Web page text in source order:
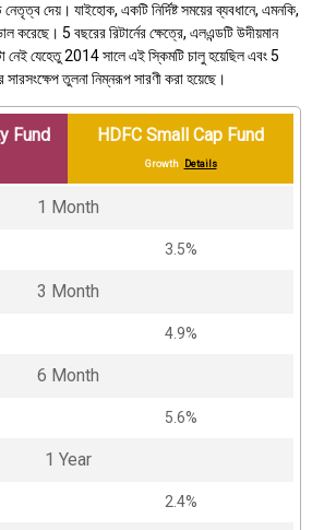
দেয়। যাইহোক, একটি নির্দিষ্ট সময়ের ব্যবধানে, এমনকি,
করেছে। 5 বছরের রিটার্নের ক্ষেত্রে, এলএন্ডটি উদীয়মান
নেই যেহেতু 2014 সালে এই স্কিমটি চালু হয়েছিল এবং 5
সারসংক্ষেপ তুলনা নিম্নরূপ সারণী করা হয়েছে।
Fund HDFC Small Cap Fund
Growth Details
1 Month
3.5%
3 Month
4.9%
6 Month
5.6%
1 Year
2.4%